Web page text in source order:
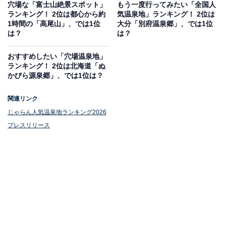
穴場な「富士山絶景スポット」
ランキング！ 2位は都心から約
1時間の「高尾山」、では1位
は？
もう一度行ってみたい「全国人
気温泉地」ランキング！ 2位は
大分「別府温泉郷」、では1位
は？
おすすめしたい「穴場温泉地」
ランキング！ 2位は北海道「ぬ
かびら源泉郷」、では1位は？
関連リンク
じゃらん人気温泉地ランキング2026
プレスリリース